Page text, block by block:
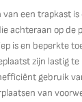
een trapkast is
achteraan op de
is en beperkte
zijn lastig te
gebruik
van